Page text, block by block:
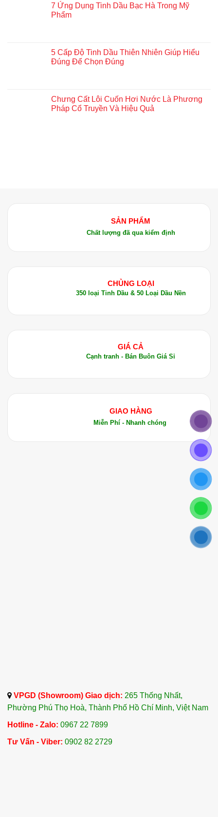
7 Ứng Dụng Tinh Dầu Bạc Hà Trong Mỹ
Phẩm
5 Cấp Độ Tinh Dầu Thiên Nhiên Giúp Hiểu
Đúng Để Chọn Đúng
Chưng Cất Lôi Cuốn Hơi Nước Là Phương
Pháp Cổ Truyền Và Hiệu Quả
SẢN PHẨM
Chất lượng đã qua kiểm định
CHỦNG LOẠI
350 loại Tinh Dầu & 50 Loại Dầu Nền
GIÁ CẢ
Cạnh tranh - Bán Buôn Giá Sỉ
GIAO HÀNG
Miễn Phí - Nhanh chóng
VPGD (Showroom) Giao dịch: 265 Thống Nhất,
Phường Phú Thọ Hoà, Thành Phố Hồ Chí Minh, Việt Nam
Hotline - Zalo: 0967 22 7899
Tư Vấn - Viber: 0902 82 2729